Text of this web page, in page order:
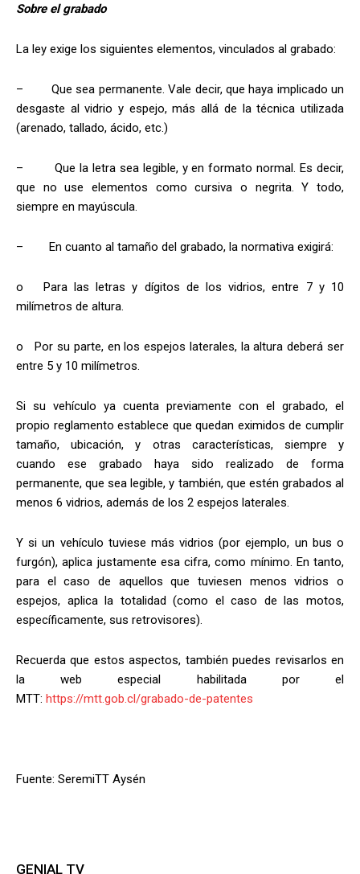
Sobre el grabado
La ley exige los siguientes elementos, vinculados al grabado:
–
Que sea permanente. Vale decir, que haya implicado un
desgaste al vidrio y espejo, más allá de la técnica utilizada
(arenado, tallado, ácido, etc.)
–
Que la letra sea legible, y en formato normal. Es decir,
que no use elementos como cursiva o negrita. Y todo,
siempre en mayúscula.
– En cuanto al tamaño del grabado, la normativa exigirá:
o
Para las letras y dígitos de los vidrios, entre 7 y 10
milímetros de altura.
o
Por su parte, en los espejos laterales, la altura deberá ser
entre 5 y 10 milímetros.
Si su vehículo ya cuenta previamente con el grabado, el
propio reglamento establece que quedan eximidos de cumplir
tamaño, ubicación, y otras características, siempre y
cuando ese grabado haya sido realizado de forma
permanente, que sea legible, y también, que estén grabados al
menos 6 vidrios, además de los 2 espejos laterales.
Y si un vehículo tuviese más vidrios (por ejemplo, un bus o
furgón), aplica justamente esa cifra, como mínimo. En tanto,
para el caso de aquellos que tuviesen menos vidrios o
espejos, aplica la totalidad (como el caso de las motos,
específicamente, sus retrovisores).
Recuerda que estos aspectos, también puedes revisarlos en
la web especial habilitada por el
MTT: https://mtt.gob.cl/grabado-de-patentes
Fuente: SeremiTT Aysén
GENIAL TV